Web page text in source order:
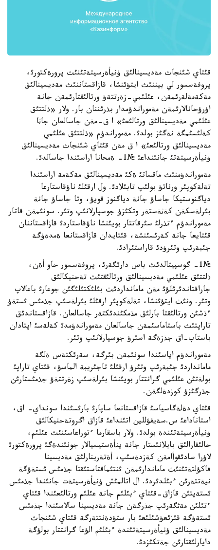
قئتاي شئنجاث مةديسينالئق ؤنيأةرسيتةتئنئث پرورةكتورئ،
پروفةسسور لي بيننئث ايتؤئنشا، قازاقستاننئث مةديسينالئق
مةكةمةلةرئمةن، عئلئمي-زةرتتةؤ ورتالئقتارئمةن جانة
اؤرؤحانالارئمةن مةموراندؤمدار بذرئننان بار. ولار «ذلتتئق
عئلئمي مةديسينالئق ورتالئعئ» ا ق-مةن جاسالعان جاثا
كةلئسئمگة نةگئز بولدئ. مةموراندؤم «ذلتتئق عئلئمي
مةديسينالئق ورتالئعئ» ا ق مةن قئتاي شئنجاث مةديسينالئق
ؤنيأةرسيتةتئ جانئنداعئ №1- ةمحانا اراسئندا جاسالدئ.
مةموراندؤمنئث ماقساتئ ةكئ مةديسينالئق مةكةمة اراسئندا
تةلةكوپئر ورناتؤ بولئپ تابئلادئ. ول ارقئلئ ناؤقاستارعا
دياگنوستيكا جاساؤ جانة دياگنوز قويؤ، وتا جاساؤ جانة
بئرلةسكةن كةثةستةر وتكئزؤ جوسپارلانئپ وتئر. سونئمةن قاتار
مةموراندؤم ءتذرلئ سئرقاتتار بويئنشا ناؤقاستاردئ قازاقستاننان
قئتايعا جانة كةرئسئنشة، قئتايدان قازاقستانعا ةمدةؤگة
جئبةرئپ وتئرؤدئ قاراستئرادئ.
№1- گوسپيتالدئث باس دارئگةرئ، پروفةسسور حاو أةن،
ذلتتئق عئلئمي مةديسينالئق ورتالئقتئث تةحنيكالئق
جاراقتاندئرئلؤئ مةن مامانداردئث بئلئكتئلئگئن جوعارئ باعالاپ
وتئر. ونئث ايتؤئنشا، تةلةكوپئر ارقئلئ بئرلةسئپ جذمئس ئستةؤ
ءذشئن ورتالئقتا بارلئق مذمكئندئكتةر جاسالعان. قازاقستاندئق
تاراپتئث باستاماسئمةن جاسالعان مةموراندؤمدئ كةلةسئ اپتادان
باستاپ-اق جذزةگة اسئرؤ جوسپارلانئپ وتئر.
مةموراندؤم اياسئندا سونئمةن بئرگة، سةرئكتةس ةلگة
مامانداردئ جئبةرئپ وتئرؤ ارقئلئ تاجئريبة الماسؤ، قئتاي تاراپئ
بولةتئن عئلئمي گرانتتار بويئنشا بئرلةسئپ زةرتتةؤ جذمئستارئن
جذرگئزؤ كوزدةلگةن.
قئتاي دةلةگاسياسئ قازاقستانعا ساپارئ بارئسئندا سونداي- اق،
استاناداعئ س.سةيفؤللين اتئنداعئ قازاق اگروتةحنيكالئق
ؤنيأةرسيتةتئندة بولدئ. ولار باسقارما ءتوراعاسئنئث عئلئم،
حالئقارالئق بايلانئستار جانة ينأةستيسيالار جونئندةگئ پرورةكتورئ
لاؤرا سادئقوأامةن كةزدةسئپ، أةتةرينارلئق مةديسينا
فاكؤلتةتئنئث ماماندارئمةن ئنتئماقتاستئقتا جذمئس ئستةؤگة
نيةتتةرئن ءبئلدئردئ. ال اتالمئش ؤنيأةرسيتةت جانئندا جذمئس
ئستةيتئن قازاق-قئتاي ءبئلئم جانة عئلئم ورتالئعئندا قئتاي
ءتئلئن مةثگةرئپ جذرگةن جانة مةديسينا سالاسئندا جذمئس
ئستةؤگة قئزئعؤشئلئعئ بار ستؤدةنتتةرگة قئتاي شئنجاث
مةديسينالئق ؤنيأةرسيتةتئندة ءبئلئم الؤعا گرانتتار بولؤگة
دايارلئقتارئن جةتكئزدئ.